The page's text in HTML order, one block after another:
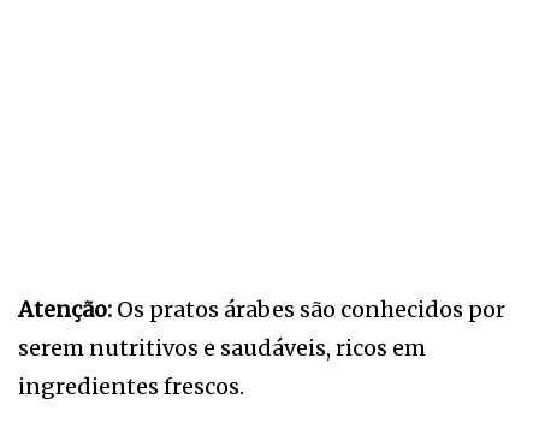
Atenção: Os pratos árabes são conhecidos por
serem nutritivos e saudáveis, ricos em
ingredientes frescos.